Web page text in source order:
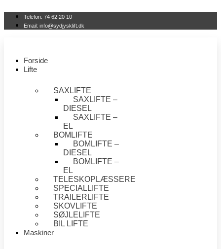
indhold
Telefon: 74 62 20 10
Email: info@sydjysklift.dk
Forside
Lifte
SAXLIFTE
SAXLIFTE –
DIESEL
SAXLIFTE –
EL
BOMLIFTE
BOMLIFTE –
DIESEL
BOMLIFTE –
EL
TELESKOPLÆSSERE
SPECIALLIFTE
TRAILERLIFTE
SKOVLIFTE
SØJLELIFTE
BIL LIFTE
Maskiner